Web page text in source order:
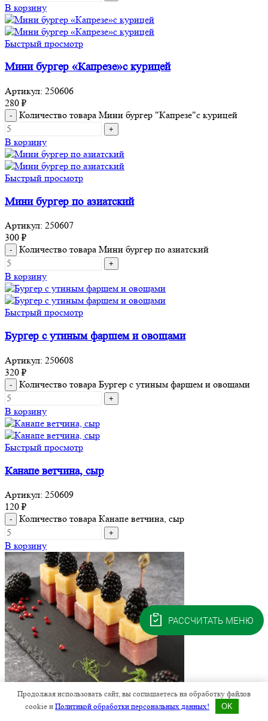
В корзину
Быстрый просмотр
Мини бургер «Капрезе»с курицей
Артикул: 250606
280 ₽
Количество товара Мини бургер "Капрезе"с курицей
В корзину
Быстрый просмотр
Мини бургер по азиатский
Артикул: 250607
300 ₽
Количество товара Мини бургер по азиатский
В корзину
Быстрый просмотр
Бургер с утиным фаршем и овощами
Артикул: 250608
320 ₽
Количество товара Бургер с утиным фаршем и овощами
В корзину
Быстрый просмотр
Канапе ветчина, сыр
Артикул: 250609
120 ₽
Количество товара Канапе ветчина, сыр
В корзину
Быстрый просмотр
Продолжая использовать сайт, вы соглашаетесь на обработку файлов
cookie иПолитикой обработки персональных данных! OK
РАССЧИТАТЬ МЕНЮ